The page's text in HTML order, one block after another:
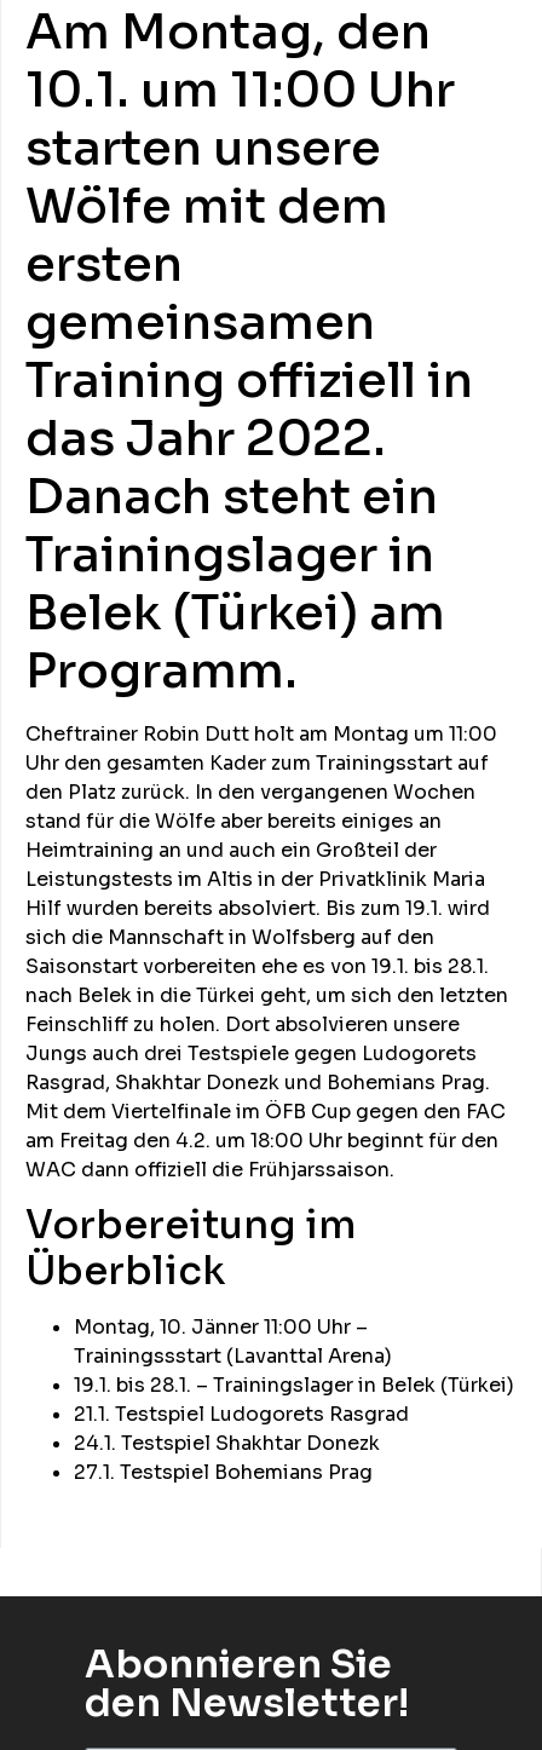
Am Montag, den
10.1. um 11:00 Uhr
starten unsere
Wölfe mit dem
ersten
gemeinsamen
Training offiziell in
das Jahr 2022.
Danach steht ein
Trainingslager in
Belek (Türkei) am
Programm.
Cheftrainer Robin Dutt holt am Montag um 11:00
Uhr den gesamten Kader zum Trainingsstart auf
den Platz zurück. In den vergangenen Wochen
stand für die Wölfe aber bereits einiges an
Heimtraining an und auch ein Großteil der
Leistungstests im Altis in der Privatklinik Maria
Hilf wurden bereits absolviert. Bis zum 19.1. wird
sich die Mannschaft in Wolfsberg auf den
Saisonstart vorbereiten ehe es von 19.1. bis 28.1.
nach Belek in die Türkei geht, um sich den letzten
Feinschliff zu holen. Dort absolvieren unsere
Jungs auch drei Testspiele gegen Ludogorets
Rasgrad, Shakhtar Donezk und Bohemians Prag.
Mit dem Viertelfinale im ÖFB Cup gegen den FAC
am Freitag den 4.2. um 18:00 Uhr beginnt für den
WAC dann offiziell die Frühjarssaison.
Vorbereitung im
Überblick
Montag, 10. Jänner 11:00 Uhr –
Trainingssstart (Lavanttal Arena)
19.1. bis 28.1. – Trainingslager in Belek (Türkei)
21.1. Testspiel Ludogorets Rasgrad
24.1. Testspiel Shakhtar Donezk
27.1. Testspiel Bohemians Prag
Abonnieren Sie
den Newsletter!